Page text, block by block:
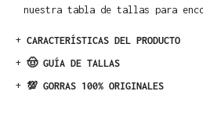
nuestra tabla de tallas para
+ CARACTERÍSTICAS DEL PRODUCTO
+ 🤠 GUÍA DE TALLAS
+ 💯 GORRAS 100% ORIGINALES